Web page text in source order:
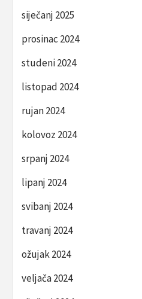
siječanj 2025
prosinac 2024
studeni 2024
listopad 2024
rujan 2024
kolovoz 2024
srpanj 2024
lipanj 2024
svibanj 2024
travanj 2024
ožujak 2024
veljača 2024